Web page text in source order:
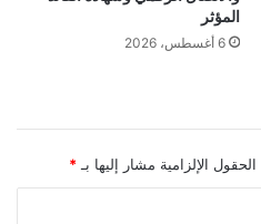
المؤثر
6 أغسطس، 2026
الحقول الإلزامية مشار إليها بـ *